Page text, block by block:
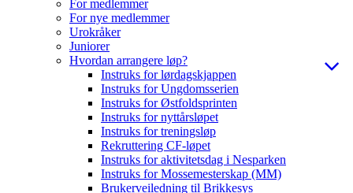
For medlemmer
For nye medlemmer
Urokråker
Juniorer
Hvordan arrangere løp?
Instruks for lørdagskjappen
Instruks for Ungdomsserien
Instruks for Østfoldsprinten
Instruks for nyttårsløpet
Instruks for treningsløp
Rekruttering CF-løpet
Instruks for aktivitetsdag i Nesparken
Instruks for Mossemesterskap (MM)
Brukerveiledning til Brikkesys